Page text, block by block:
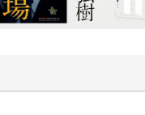
為我們不能忘記名偵